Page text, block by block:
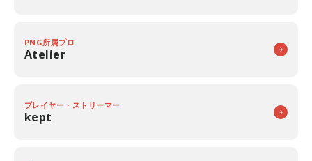
PNG所属プロ
Atelier
プレイヤー・ストリーマー
kept